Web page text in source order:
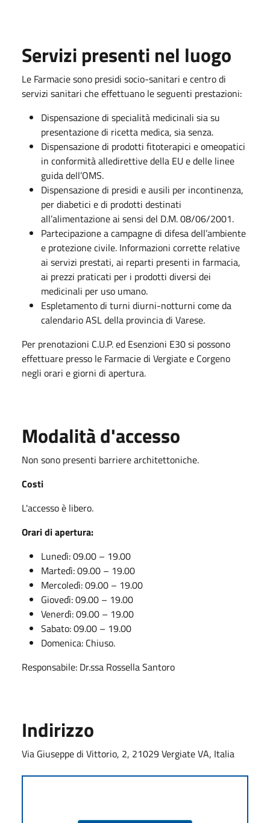
Servizi presenti nel luogo
Le Farmacie sono presidi socio-sanitari e centro di
servizi sanitari che effettuano le seguenti prestazioni:
Dispensazione di specialità medicinali sia su
presentazione di ricetta medica, sia senza.
Dispensazione di prodotti fitoterapici e omeopatici
in conformità alledirettive della EU e delle linee
guida dell’OMS.
Dispensazione di presidi e ausili per incontinenza,
per diabetici e di prodotti destinati
all’alimentazione ai sensi del D.M. 08/06/2001.
Partecipazione a campagne di difesa dell’ambiente
e protezione civile. Informazioni corrette relative
ai servizi prestati, ai reparti presenti in farmacia,
ai prezzi praticati per i prodotti diversi dei
medicinali per uso umano.
Espletamento di turni diurni-notturni come da
calendario ASL della provincia di Varese.
Per prenotazioni C.U.P. ed Esenzioni E30 si possono
effettuare presso le Farmacie di Vergiate e Corgeno
negli orari e giorni di apertura.
Modalità d'accesso
Non sono presenti barriere architettoniche.
Costi
L'accesso è libero.
Orari di apertura:
Lunedì: 09.00 – 19.00
Martedì: 09.00 – 19.00
Mercoledì: 09.00 – 19.00
Giovedì: 09.00 – 19.00
Venerdì: 09.00 – 19.00
Sabato: 09.00 – 19.00
Domenica: Chiuso.
Responsabile: Dr.ssa Rossella Santoro
Indirizzo
Via Giuseppe di Vittorio, 2, 21029 Vergiate VA, Italia